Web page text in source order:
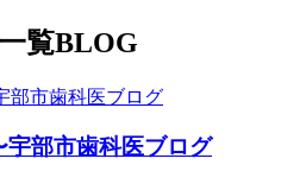
覧BLOG
部市歯科医ブログ